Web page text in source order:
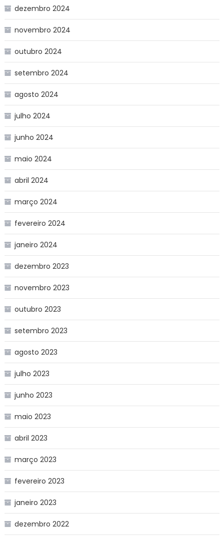
dezembro 2024
novembro 2024
outubro 2024
setembro 2024
agosto 2024
julho 2024
junho 2024
maio 2024
abril 2024
março 2024
fevereiro 2024
janeiro 2024
dezembro 2023
novembro 2023
outubro 2023
setembro 2023
agosto 2023
julho 2023
junho 2023
maio 2023
abril 2023
março 2023
fevereiro 2023
janeiro 2023
dezembro 2022